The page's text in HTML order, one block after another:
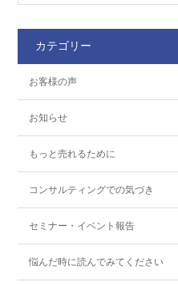
カテゴリー
お客様の声
お知らせ
もっと売れるために
コンサルティングでの気づき
セミナー・イベント報告
悩んだ時に読んでみてください